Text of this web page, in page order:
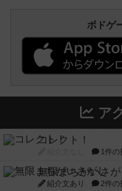
ボドゲ
ア
コレクト！
1件の
無限まちがいさが
紹介文あり 2件の